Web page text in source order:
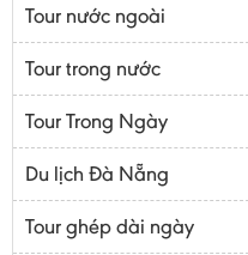
Bắc Giang
Bắc Ninh
Bến Tre
Cà mau
Cao Bằng
Daknông
Tour nước ngoài
Tour trong nước
Tour Trong Ngày
Du lịch Đà Nẵng
Tour ghép dài ngày